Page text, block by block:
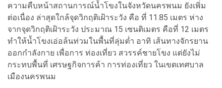
ความคืบหน้าสถานการณ์น้ำโขงในจังหวัดนครพนม ยังเพิ่ม
ต่อเนื่อง ล่าสุดใกล้จุดวิกฤติเฝ้าระวัง คือ ที่ 11.85 เมตร ห่าง
จากจุดวิกฤติเฝ้าระวัง ประมาณ 15 เซนติเมตร คือที่ 12 เมตร
ทำให้น้ำโขงเอ่อล้นท่วมในพื้นที่ลุ่มต่ำ อาทิ เส้นทางจักรยาน
ออกกำลังกาย เพื่อการ ท่องเที่ยว สวรรค์ชายโขง แต่ยังไม่
กระทบพื้นที่ เศรษฐกิจการค้า การท่องเที่ยว ในเขตเทศบาล
เมืองนครพนม